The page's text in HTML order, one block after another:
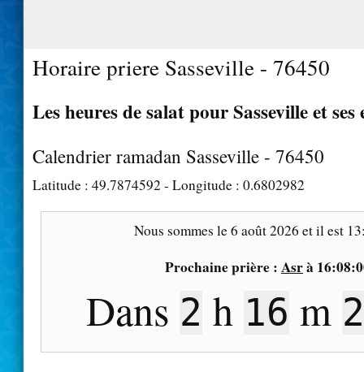
Horaire priere Sasseville - 76450
Les heures de salat pour Sasseville et
Calendrier ramadan Sasseville - 76450
Latitude : 49.7874592 - Longitude : 0.6802982
Nous sommes le6 août 2026 et il est
Prochaine prière : Asrà
Dans 2 h 16 m